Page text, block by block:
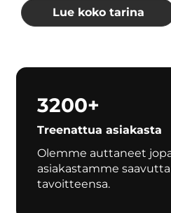
Lue koko tarina
3200+
Treenattua asiakasta
Olemme auttaneet
asiakastamme
tavoitteensa.